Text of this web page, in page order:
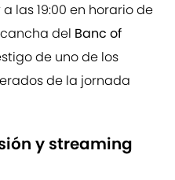
a las 19:00 en horario de
cancha del Banc of
de uno de los
de la jornada
y streaming